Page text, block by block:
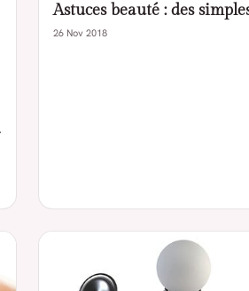
Astuces beauté : des
26 Nov 2018